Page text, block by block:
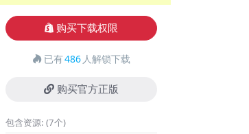
购买下载权限
已有486 人解锁下载
购买官方正版
包含资源: (7个)